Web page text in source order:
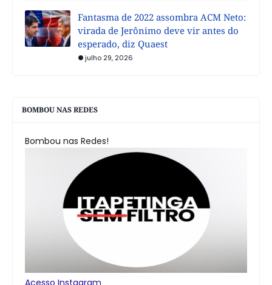
Fantasma de 2022 assombra ACM Neto:
virada de Jerônimo deve vir antes do
esperado, diz Quaest
julho 29, 2026
BOMBOU NAS REDES
Bombou nas Redes!
Acesso Instagram